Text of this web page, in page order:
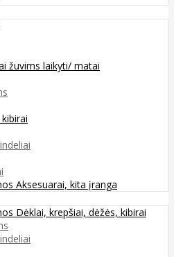
žuvims laikyti/ matai
Aksesuarai, kita įranga
Dėklai, krepšiai, dėžės, kibirai